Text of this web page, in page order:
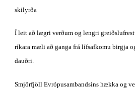
skilyrða
Í leit að lægri verðum og lengri
ríkara mæli að ganga frá lífsafkomu birgja
dauðri.
Smjörfjöll Evrópusambandsins hækka og